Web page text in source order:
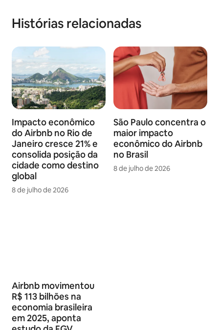
Histórias relacionadas
Impacto econômico
do Airbnb no Rio de
Janeiro cresce 21% e
consolida posição da
cidade como destino
global
8 de julho de 2026
São Paulo concentra o
maior impacto
econômico do Airbnb
no Brasil
8 de julho de 2026
Airbnb movimentou
R$ 113 bilhões na
economia brasileira
em 2025, aponta